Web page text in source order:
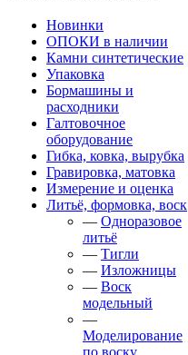
Новинки
ОПОКИ в наличии
Камни синтетические
Упаковка
Бормашины и
расходники
Галтовочное
оборудование
Гибка, ковка, вырубка
Гравировка, матовка
Измерение и оценка
Литьё, формовка, воск
— Одноразовое
литьё
— Тигли
— Изложницы
— Воск
модельный
—
Моделирование